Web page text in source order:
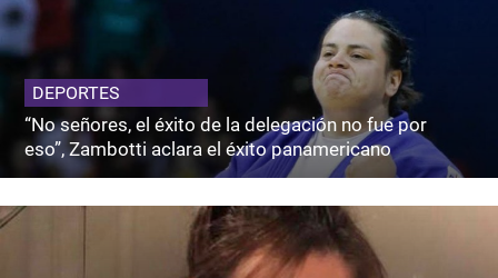
DEPORTES
“No señores, el éxito de la delegación no fue por
eso”, Zambotti aclara el éxito panamericano